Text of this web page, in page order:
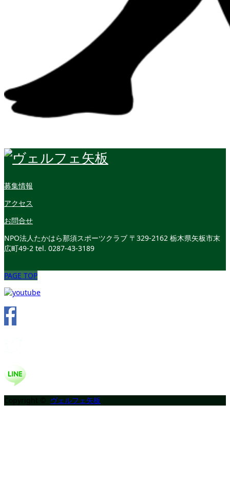
募集情報
アクセス
お問合せ
NPO法人たかはら那須スポーツクラブ 〒329-2162 栃木県矢板市末
広町49-2 tel. 0287-43-3189
PAGE TOP
ヴェルフェ矢板